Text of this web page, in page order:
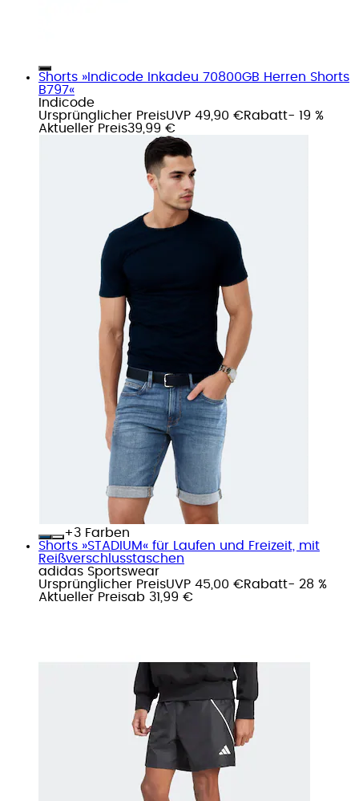
Shorts »Indicode Inkadeu 70800GB Herren Shorts
B797«
Indicode
Ursprünglicher PreisUVP 49,90 €Rabatt- 19 %
Aktueller Preis39,99 €
+
Farben
Shorts »STADIUM« für Laufen und Freizeit, mit
Reißverschlusstaschen
adidas Sportswear
Ursprünglicher PreisUVP 45,00 €Rabatt- 28 %
Aktueller Preisab 31,99 €